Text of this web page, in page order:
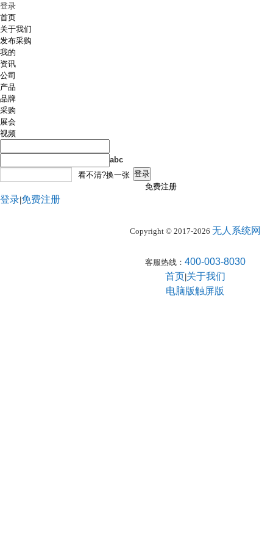
登录
首页
关于我们
发布采购
我的
资讯
公司
产品
品牌
采购
展会
视频
abc
看不清?换一张
免费注册
登录 免费注册
Copyright © 2017-2026 无人系统网
客服热线： 400-003-8030
首页关于我们
电脑版触屏版